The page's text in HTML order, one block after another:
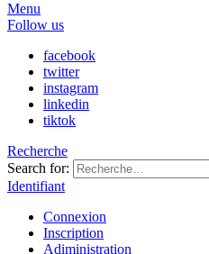
Menu
Follow us
facebook
twitter
instagram
linkedin
tiktok
Recherche
Search for:
Identifiant
Connexion
Inscription
Adiministration